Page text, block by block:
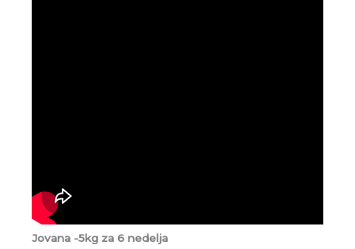
Jovana -5kg za 6 nedelja